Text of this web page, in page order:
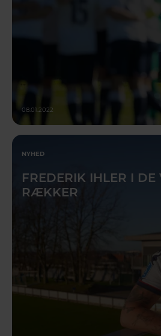
08.01.2022
NYHED
FREDERIK IHLER I DE
RÆKKER